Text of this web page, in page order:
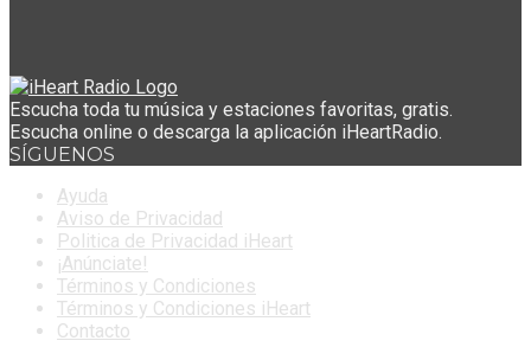
Escucha toda tu música y estaciones favoritas, gratis.
Escucha online o descarga la aplicación iHeartRadio.
SÍGUENOS
Ayuda
Aviso de Privacidad
Politica de Privacidad iHeart
¡Anúnciate!
Términos y Condiciones
Términos y Condiciones iHeart
Contacto